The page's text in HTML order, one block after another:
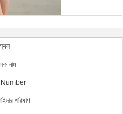
নাম
পরিমাণ